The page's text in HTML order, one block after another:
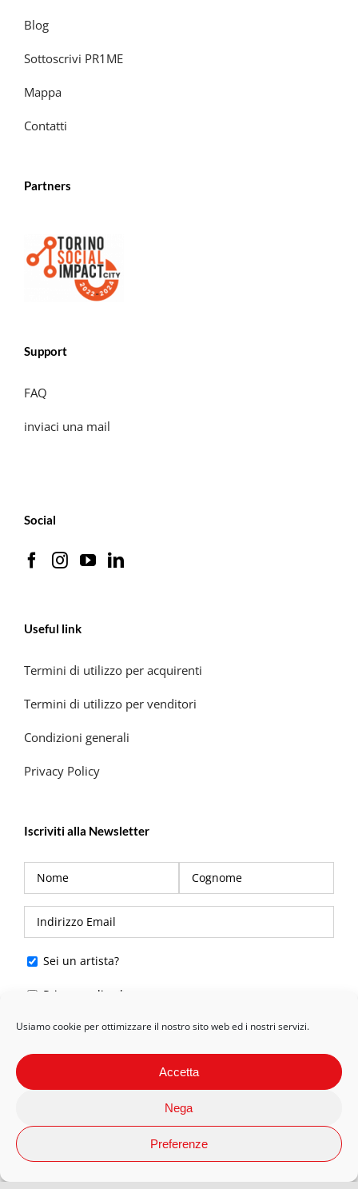
Usiamo cookie per ottimizzare il nostro sito web ed i nostri servizi.
Accetta
Nega
Preferenze
Blog
Sottoscrivi PR1ME
Mappa
Contatti
Partners
Support
FAQ
inviaci una mail
Social
Useful link
Termini di utilizzo per acquirenti
Termini di utilizzo per venditori
Condizioni generali
Privacy Policy
Iscriviti alla Newsletter
Sei un artista?
Privacy policy *